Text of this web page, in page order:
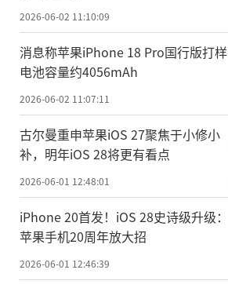
2026-06-02 11:10:09
消息称苹果iPhone 18 Pro国行版打样
电池容量约4056mAh
2026-06-02 11:07:11
古尔曼重申苹果iOS 27聚焦于小修小
补，明年iOS 28将更有看点
2026-06-01 12:48:01
iPhone 20首发！iOS 28史诗级升级：
苹果手机20周年放大招
2026-06-01 12:46:39